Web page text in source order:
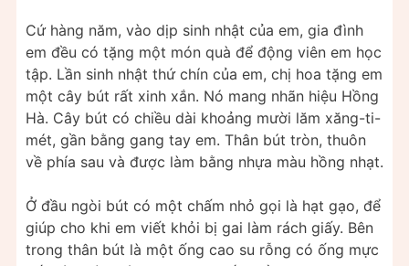
Cứ hàng năm, vào dịp sinh nhật của em, gia đình
em đều có tặng một món quà để động viên em học
tập. Lần sinh nhật thứ chín của em, chị hoa tặng em
một cây bút rất xinh xắn. Nó mang nhãn hiệu Hồng
Hà. Cây bút có chiều dài khoảng mười lăm xăng-ti-
mét, gần bằng gang tay em. Thân bút tròn, thuôn
về phía sau và được làm bằng nhựa màu hồng nhạt.
Ở đầu ngòi bút có một chấm nhỏ gọi là hạt gạo, để
giúp cho khi em viết khỏi bị gai làm rách giấy. Bên
trong thân bút là một ống cao su rỗng có ống mực